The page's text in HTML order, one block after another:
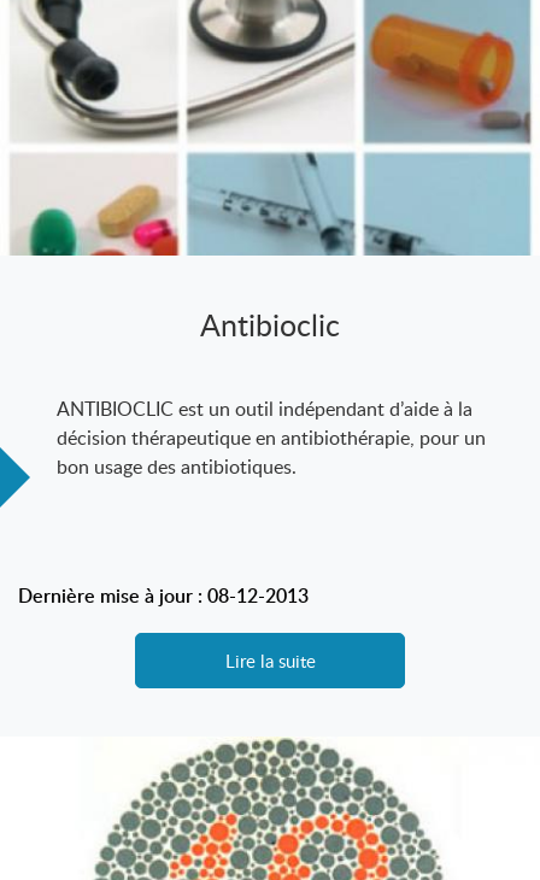
Antibioclic
ANTIBIOCLIC est un outil indépendant d’aide à la
décision thérapeutique en antibiothérapie, pour un
bon usage des antibiotiques.
Dernière mise à jour : 08-12-2013
Lire la suite